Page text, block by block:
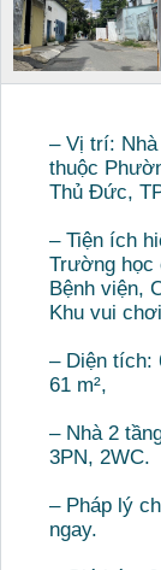
– Vị trí:
thuộc
Thủ Đức,
– Tiện ích
Trường học
Bệnh viện,
Khu vui
– Diện tích:
61 m²,
– Nhà 2
3PN, 2WC.
– Pháp lý
ngay.